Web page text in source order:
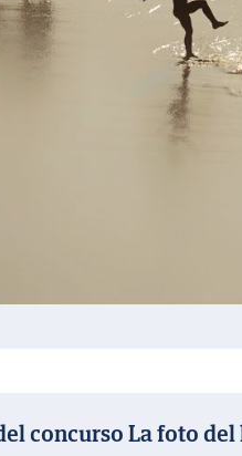
concurso La foto